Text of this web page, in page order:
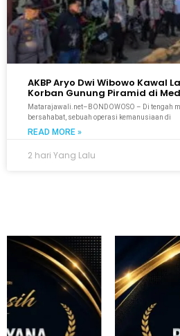
AKBP Aryo Dwi Wibowo Kawal
Korban Gunung Piramid di
Matarajawali.net–BONDOWOSO – Di tengah
bersahabat, sebuah operasi kemanusiaan di
READ MORE »
2 hari Yang Lalu